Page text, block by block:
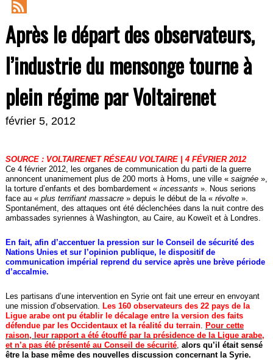
RSS
Feed
Après le départ des observateurs,
l’industrie du mensonge tourne à
plein régime par Voltairenet
février 5, 2012
SOURCE : VOLTAIRENET RÉSEAU VOLTAIRE | 4 FÉVRIER 2012
Ce 4 février 2012, les organes de communication du parti de la guerre
annoncent unanimement plus de 200 morts à Homs, une ville « saignée »,
la torture d’enfants et des bombardement « incessants ». Nous serions
face au « plus terrifiant massacre » depuis le début de la « révolte ».
Spontanément, des attaques ont été déclenchées dans la nuit contre des
ambassades syriennes à Washington, au Caire, au Koweït et à Londres.
En fait, afin d’accentuer la pression sur le Conseil de sécurité des
Nations Unies et sur l’opinion publique, le dispositif de
communication impérial reprend du service après une brève période
d’accalmie.
Les partisans d’une intervention en Syrie ont fait une erreur en envoyant
une mission d’observation. Les 160 observateurs des 22 pays de la
Ligue arabe ont pu établir le décalage entre la version des faits
défendue par les Occidentaux et la réalité du terrain Pour cette
raison, leur rapport a été étouffé par la présidence de la Ligue arabe,
et n’a pas été présenté au Conseil de sécurité alors qu’il était sensé
être la base même des nouvelles discussion concernant la Syrie.